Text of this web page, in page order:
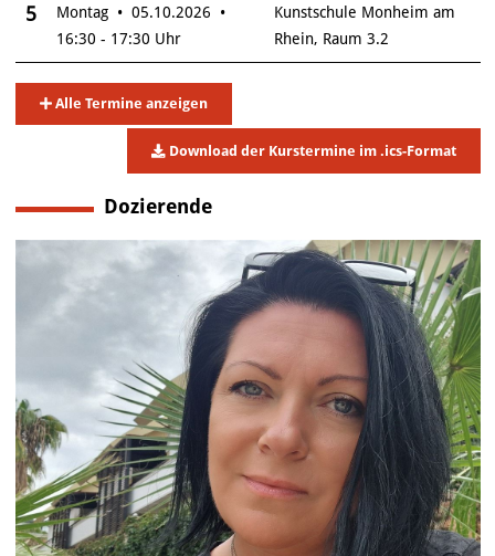
5
Montag • 05.10.2026 •
16:30 - 17:30 Uhr
Kunstschule Monheim am
Rhein, Raum 3.2
Alle Termine anzeigen
Download der Kurstermine im .ics-Format
Dozierende